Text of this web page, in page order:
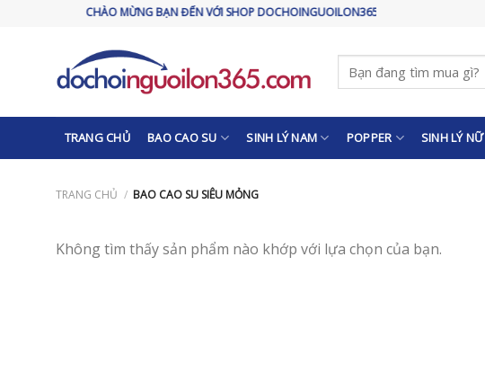
CHÀO MỪNG BẠN ĐẾN VỚI SHOP DOCHOINGUOILON365.COM
Tìm
kiếm:
TRANG CHỦ BAO CAO SU SINH LÝ NAM POPPER SINH LÝ NỮ
TRANG CHỦ / BAO CAO SU SIÊU MỎNG
Không tìm thấy sản phẩm nào khớp với lựa chọn của bạn.